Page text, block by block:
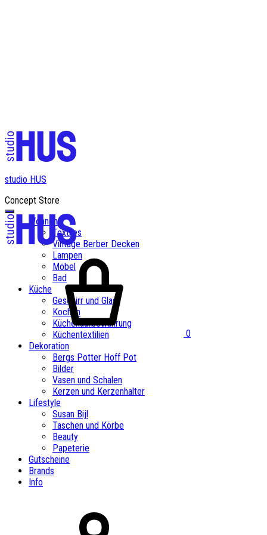
studio HUS
Concept Store
Wohnen
Textiles
Vintage Berber Decken
Lampen
Möbel
Bad
Küche
Geschirr und Glas
Kochen
Küchenaufbewahrung
Küchentextilien
Dekoration
Bergs Potter Hoff Pot
Bilder
Vasen und Schalen
Kerzen und Kerzenhalter
Lifestyle
Susan Bijl
Taschen und Körbe
Beauty
Papeterie
Gutscheine
Brands
Info
0